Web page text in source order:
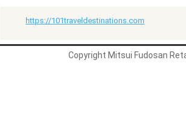
https://101traveldestinations.com
Copyright Mitsui Fudosan